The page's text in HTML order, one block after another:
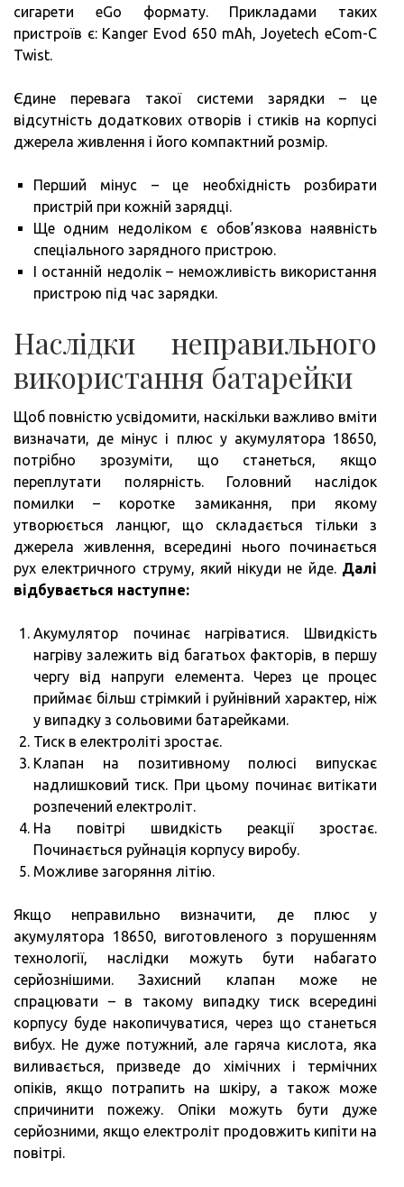
сигарети eGo формату. Прикладами таких
пристроїв є: Kanger Evod 650 mAh, Joyetech eCom-C
Twist.
Єдине перевага такої системи зарядки – це
відсутність додаткових отворів і стиків на корпусі
джерела живлення і його компактний розмір.
Перший мінус – це необхідність розбирати
пристрій при кожній зарядці.
Ще одним недоліком є ​​обов’язкова наявність
спеціального зарядного пристрою.
І останній недолік – неможливість використання
пристрою під час зарядки.
Наслідки неправильного
використання батарейки
Щоб повністю усвідомити, наскільки важливо вміти
визначати, де мінус і плюс у акумулятора 18650,
потрібно зрозуміти, що станеться, якщо
переплутати полярність. Головний наслідок
помилки – коротке замикання, при якому
утворюється ланцюг, що складається тільки з
джерела живлення, всередині нього починається
рух електричного струму, який нікуди не йде. Далі
відбувається наступне:
Акумулятор починає нагріватися. Швидкість
нагріву залежить від багатьох факторів, в першу
чергу від напруги елемента. Через це процес
приймає більш стрімкий і руйнівний характер, ніж
у випадку з сольовими батарейками.
Тиск в електроліті зростає.
Клапан на позитивному полюсі випускає
надлишковий тиск. При цьому починає витікати
розпечений електроліт.
На повітрі швидкість реакції зростає.
Починається руйнація корпусу виробу.
Можливе загоряння літію.
Якщо неправильно визначити, де плюс у
акумулятора 18650, виготовленого з порушенням
технології, наслідки можуть бути набагато
серйознішими. Захисний клапан може не
спрацювати – в такому випадку тиск всередині
корпусу буде накопичуватися, через що станеться
вибух. Не дуже потужний, але гаряча кислота, яка
виливається, призведе до хімічних і термічних
опіків, якщо потрапить на шкіру, а також може
спричинити пожежу. Опіки можуть бути дуже
серйозними, якщо електроліт продовжить кипіти на
повітрі.